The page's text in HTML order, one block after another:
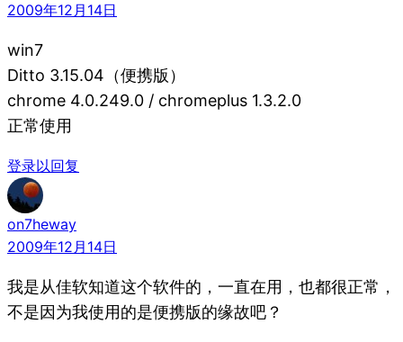
2009年12月14日
win7
Ditto 3.15.04（便携版）
chrome 4.0.249.0 / chromeplus 1.3.2.0
正常使用
登录以回复
on7heway
2009年12月14日
我是从佳软知道这个软件的，一直在用，也都很正常，
不是因为我使用的是便携版的缘故吧？